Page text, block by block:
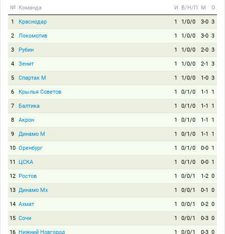
№ Команда И В/Н/П М О
1 Краснодар 1 1/0/0 3-0 3
2 Локомотив 1 1/0/0 3-0 3
3 Рубин 1 1/0/0 2-0 3
4 Зенит 1 1/0/0 2-1 3
5 Спартак М 1 1/0/0 1-0 3
6 Крылья Советов 1 0/1/0 1-1 1
7 Балтика 1 0/1/0 1-1 1
8 Акрон 1 0/1/0 1-1 1
9 Динамо М 1 0/1/0 1-1 1
10 Оренбург 1 0/1/0 0-0 1
11 ЦСКА 1 0/1/0 0-0 1
12 Ростов 1 0/0/1 1-2 0
13 Динамо Мх 1 0/0/1 0-1 0
14 Ахмат 1 0/0/1 0-2 0
15 Сочи 1 0/0/1 0-3 0
16 Нижний Новгород 1 0/0/1 0-3 0